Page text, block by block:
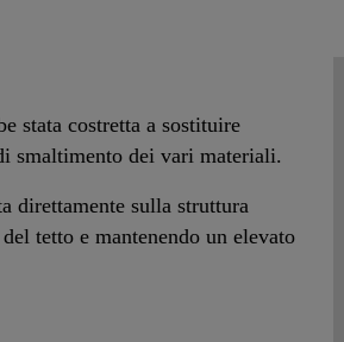
stata costretta a sostituire
smaltimento dei vari materiali.
direttamente sulla struttura
tetto e mantenendo un elevato